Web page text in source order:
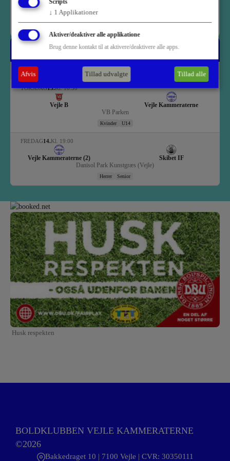
Der er ingen livekampe på nuværende tidspunkt
Ugens kampe
AUGUST
TORSDAG13.Kl. 18:30
Vejle B
Vejle Kammeraterne
VB Parken
Kvinder U14
FREDAG14.Kl. 19:00
Vejle Kammeraterne (2)
Skibet IF
Danisol Park Kunstgræs (Vejle)
Herrer Senior
Husk respekten
BOLDKLUBBEN VEJLE KAMMERATERNE
©2026
Bakkedraget 10 | 7100 Vejle | CVR: 30350111
Scripts
↓ 1 Applikationer
Aktiver/deaktiver alle applikatione
Brug denne kontakt til at aktivere/deaktivere alle apps.
Afvis Tillad udvalgte Tillad alle